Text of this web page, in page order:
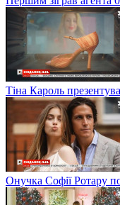
Тіна Кароль
Онучка Софії Ротару